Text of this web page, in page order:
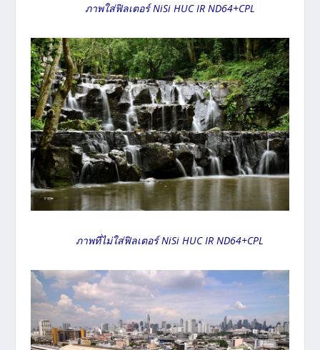
ภาพใส่ฟิลเตอร์ NiSi HUC IR ND64+CPL
ภาพที่ไม่ใส่ฟิลเตอร์ NiSi HUC IR ND64+CPL